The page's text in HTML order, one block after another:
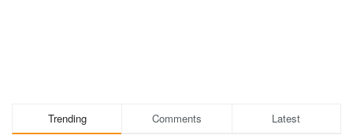
Trending Comments Latest